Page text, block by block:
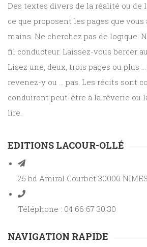
Des textes divers de la réalité ou de
ce que proposent les pages que
mains. Ne cherchez pas de logique.
fil conducteur. Laissez-vous bercer
Lisez une, deux, trois pages ou plus
revenez-y ou ... pas. Les récits sont
conduiront peut-être à la rêverie ou
lire.
EDITIONS LACOUR-OLLÉ
25 bd Amiral Courbet 30000 NIMES
Téléphone : 04 66 67 30 30
NAVIGATION RAPIDE